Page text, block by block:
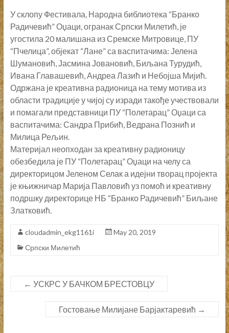
У склопу Фестивала, Народна библиотека “Бранко
Радичевић” Оџаци, огранак Српски Милетић, је
угостила 20 малишана из Сремске Митровице, ПУ
“Пчелица”, објекат “Лане” са васпитачима: Јелена
Шумановић, Јасмина Јовановић, Биљана Турудић,
Ивана Главашевић, Андреа Лазић и Небојша Мијић.
Одржана је креативна радионица на тему мотива из
области традиције у чијој су изради такође учествовали
и помагали представници ПУ “Полетарац” Оџаци са
васпитачима: Сандра Прибић, Ведрана Познић и
Милица Рељин.
Материјал неопходан за креативну радионицу
обезбедила је ПУ “Полетарац” Оџаци на челу са
директорицом Јеленом Селак а идејни творац пројекта
је књижничар Марија Павловић уз помоћ и креативну
подршку директорице НБ “Бранко Радичевић” Биљане
Златковић.
cloudadmin_ekg1161i
May 20, 2019
Српски Милетић
← УСКРС У БАЧКОМ БРЕСТОВЦУ
Гостовање Милијане Барјактаревић →